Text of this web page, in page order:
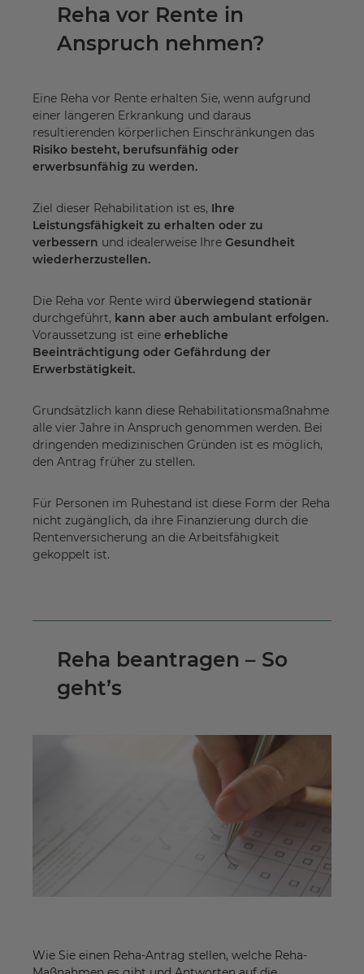
Reha vor Rente in
Anspruch nehmen?
Eine Reha vor Rente erhalten Sie, wenn aufgrund
einer längeren Erkrankung und daraus
resultierenden körperlichen Einschränkungen das
Risiko besteht, berufsunfähig oder
erwerbsunfähig zu werden.
Ziel dieser Rehabilitation ist es, Ihre
Leistungsfähigkeit zu erhalten oder zu
verbessern und idealerweise Ihre Gesundheit
wiederherzustellen.
Die Reha vor Rente wird überwiegend stationär
durchgeführt, kann aber auch ambulant erfolgen.
Voraussetzung ist eine erhebliche
Beeinträchtigung oder Gefährdung der
Erwerbstätigkeit.
Grundsätzlich kann diese Rehabilitationsmaßnahme
alle vier Jahre in Anspruch genommen werden. Bei
dringenden medizinischen Gründen ist es möglich,
den Antrag früher zu stellen.
Für Personen im Ruhestand ist diese Form der Reha
nicht zugänglich, da ihre Finanzierung durch die
Rentenversicherung an die Arbeitsfähigkeit
gekoppelt ist.
Reha beantragen – So
geht’s
Wie Sie einen Reha-Antrag stellen, welche Reha-